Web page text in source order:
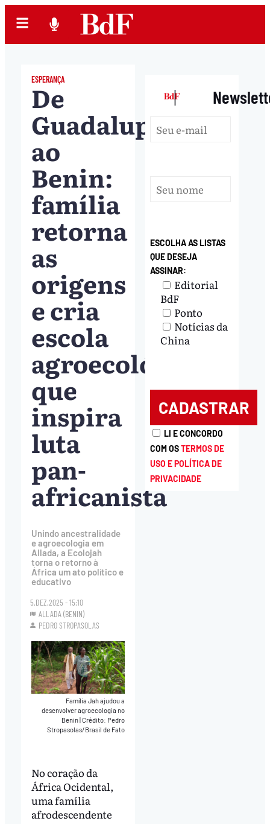
ESPERANÇA
De
Guadalupe
ao
Benin:
família
retorna
as
origens
e cria
escola
agroecológica
que
inspira
luta
pan-
africanista
Unindo ancestralidade
e agroecologia em
Allada, a Ecolojah
torna o retorno à
África um ato político e
educativo
5.DEZ.2025 - 15:10
ALLADA (BENIN)
PEDRO STROPASOLAS
Família Jah ajudou a
desenvolver agroecologia no
Benin Crédito: Pedro
Stropasolas/Brasil de Fato
No coração da
África Ocidental,
uma família
afrodescendente
|
ESCOLHA AS LISTAS
QUE DESEJA
ASSINAR:
Editorial
BdF
Ponto
Notícias da
China
LI E CONCORDO
COM OSTERMOS DE
USO E POLÍTICA DE
PRIVACIDADE